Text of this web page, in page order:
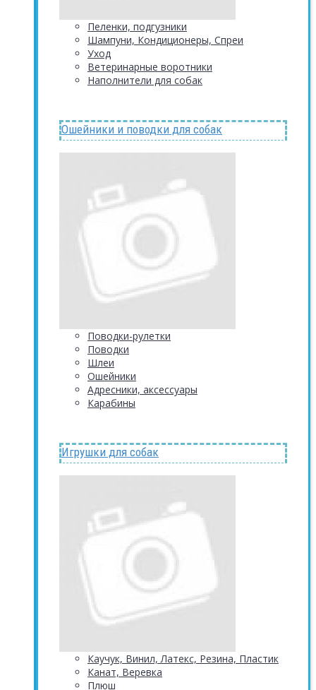
Пеленки, подгузники
Шампуни, Кондиционеры, Спреи
Уход
Ветеринарные воротники
Наполнители для собак
Ошейники и поводки для собак
Поводки-рулетки
Поводки
Шлеи
Ошейники
Адресники, аксессуары
Карабины
Игрушки для собак
Каучук, Винил, Латекс, Резина, Пластик
Канат, Веревка
Плюш